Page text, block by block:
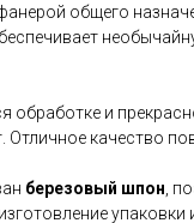
общего
обработке и
Отличное качество
березовый шпон ,
упаковки